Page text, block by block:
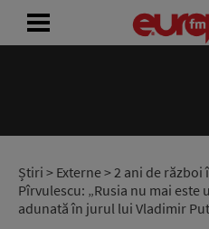
Știri > Externe> 2 ani de război
Pîrvulescu: „Rusia nu mai este
adunată în jurul lui Vladimir
RADIO
CONCURSURI